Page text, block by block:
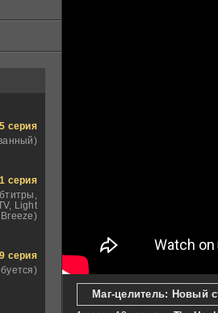
Маг-целитель: Новый
5 серия
1 серия
Light
Breeze)
серия